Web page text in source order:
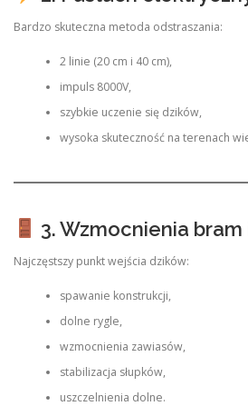
Bardzo skuteczna metoda odstraszania:
2 linie (20 cm i 40 cm),
impuls 8000V,
szybkie uczenie się dzików,
wysoka skuteczność na terenach
3. Wzmocnienia
Najczęstszy punkt wejścia dzików:
spawanie konstrukcji,
dolne rygle,
wzmocnienia zawiasów,
stabilizacja słupków,
uszczelnienia dolne.